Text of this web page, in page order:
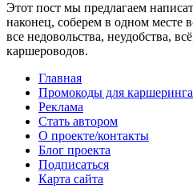
Этот пост мы предлагаем
наконец, соберем в одном месте
все недовольства, неудобства,
каршероводов.
Главная
Промокоды для каршеринга
Реклама
Стать автором
О проекте/контакты
Блог проекта
Подписаться
Карта сайта